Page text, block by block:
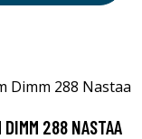
288 NASTAA